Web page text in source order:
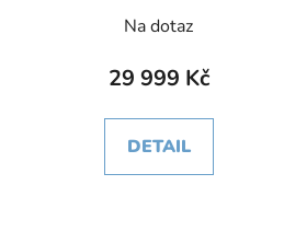
Na dotaz
29 999 Kč
DETAIL